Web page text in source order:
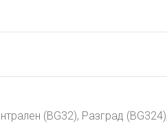
(BG32), Разград